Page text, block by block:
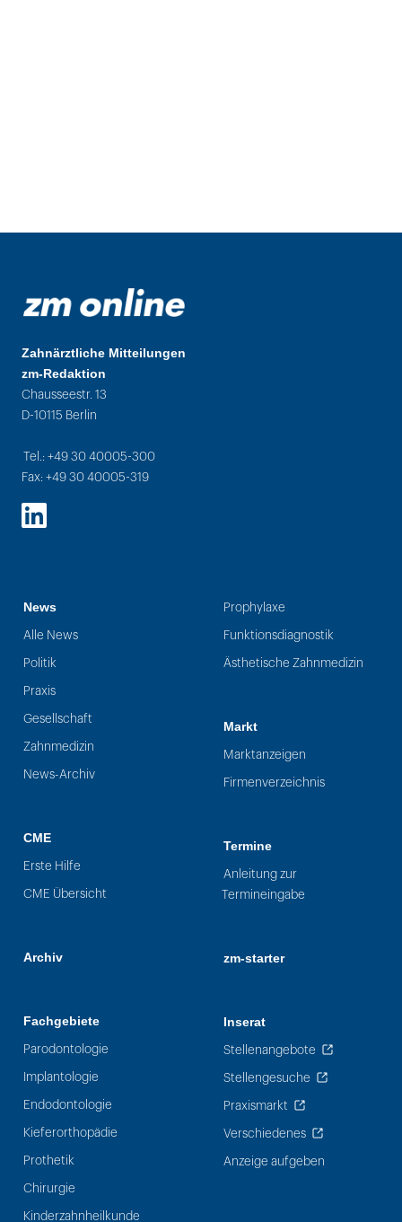
Zahnärztliche Mitteilungen
zm-Redaktion
Chausseestr. 13
D-10115 Berlin
Tel.: +49 30 40005-300
Fax: +49 30 40005-319
LinkedIn
News
Alle News
Politik
Praxis
Gesellschaft
Zahnmedizin
News-Archiv
CME
Erste Hilfe
CME Übersicht
Archiv
Fachgebiete
Parodontologie
Implantologie
Endodontologie
Kieferorthopädie
Prothetik
Chirurgie
Kinderzahnheilkunde
Prophylaxe
Funktionsdiagnostik
Ästhetische Zahnmedizin
Markt
Marktanzeigen
Firmenverzeichnis
Termine
Anleitung zur
Termineingabe
zm-starter
Inserat
Stellenangebote
Stellengesuche
Praxismarkt
Verschiedenes
Anzeige aufgeben